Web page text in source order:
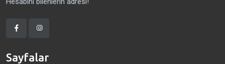
Sayfalar